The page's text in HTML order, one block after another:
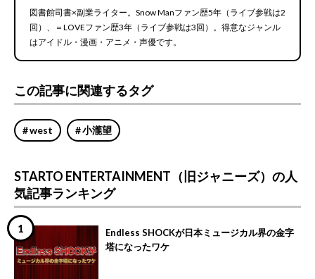
図書館司書×副業ライター。Snow Manファン歴5年（ライブ参戦は2
回）、＝LOVEファン歴3年（ライブ参戦は3回）。得意なジャンル
はアイドル・漫画・アニメ・声優です。
この記事に関連するタグ
west 小瀧望
STARTO ENTERTAINMENT（旧ジャニーズ）の人
気記事ランキング
Endless SHOCKが日本ミュージカル界の金字
塔になったワケ